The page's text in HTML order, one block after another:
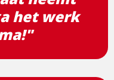
het werk